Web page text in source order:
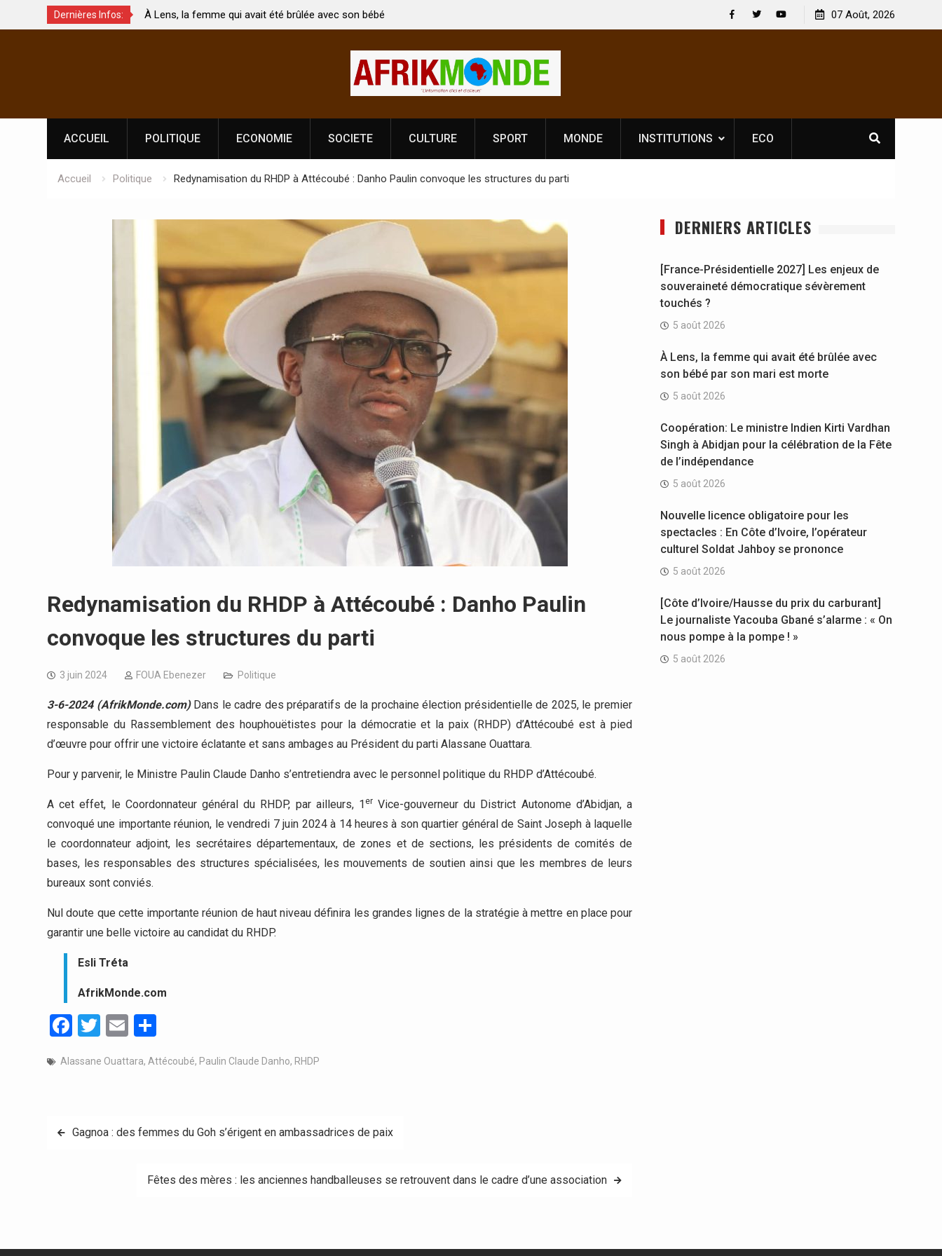
Dernières Infos:
avait été brûlée avec son bébé
Coopération: Le ministre Indien Kirti Vardhan Singh à
Abidjan pour la célébration de la Fête de
Côte d’Ivoire, l’opérateur culturel Soldat Jahboy se
prononce
[France-Présidentielle 2027] Les enjeux de
souveraineté démocratique sévèrement touchés
07 Août, 2026
ACCUEIL POLITIQUE ECONOMIE SOCIETE CULTURE SPORT MONDE INSTITUTIONS ECO
Accueil Politique Redynamisation du RHDP à Attécoubé : Danho Paulin convoque les structures du parti
Redynamisation du RHDP à Attécoubé : Danho Paulin
convoque les structures du parti
3 juin 2024 FOUA Ebenezer Politique
3-6-2024 (AfrikMonde.com)Dans le cadre des préparatifs de la prochaine élection présidentielle de 2025, le premier
responsable du Rassemblement des houphouëtistes pour la démocratie et la paix (RHDP) d’Attécoubé est à pied
d’œuvre pour offrir une victoire éclatante et sans ambages au Président du parti Alassane Ouattara.
Pour y parvenir, le Ministre Paulin Claude Danho s’entretiendra avec le personnel politique du RHDP d’Attécoubé.
A cet effet, le Coordonnateur général du RHDP, par ailleurs, 1 erVice-gouverneur du District Autonome d’Abidjan, a
convoqué une importante réunion, le vendredi 7 juin 2024 à 14 heures à son quartier général de Saint Joseph à laquelle
le coordonnateur adjoint, les secrétaires départementaux, de zones et de sections, les présidents de comités de
bases, les responsables des structures spécialisées, les mouvements de soutien ainsi que les membres de leurs
bureaux sont conviés.
Nul doute que cette importante réunion de haut niveau définira les grandes lignes de la stratégie à mettre en place pour
garantir une belle victoire au candidat du RHDP.
Esli Tréta
AfrikMonde.com
Facebook
Twitter
Email
Alassane Ouattara, Attécoubé, Paulin Claude Danho, RHDP
Navigation
Gagnoa : des femmes du Goh s’érigent en ambassadrices de paix
Fêtes des mères : les anciennes handballeuses se retrouvent dans le cadre d’une association
DERNIERS ARTICLES
[France-Présidentielle 2027] Les enjeux de
souveraineté démocratique sévèrement
touchés ?
5 août 2026
À Lens, la femme qui avait été brûlée avec
son bébé par son mari est morte
5 août 2026
Coopération: Le ministre Indien Kirti Vardhan
Singh à Abidjan pour la célébration de la Fête
de l’indépendance
5 août 2026
Nouvelle licence obligatoire pour les
spectacles : En Côte d’Ivoire, l’opérateur
culturel Soldat Jahboy se prononce
5 août 2026
[Côte d’Ivoire/Hausse du prix du carburant]
Le journaliste Yacouba Gbané s’alarme : « On
nous pompe à la pompe ! »
5 août 2026